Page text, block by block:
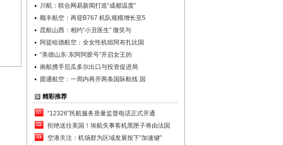
川航：联合网易新闻打造“成都温度”
顺丰航空：再迎B767 机队规模增长至5
昆航山西：相约“小丑医生” 微笑与
阿提哈德航空：全女性机组阿布扎比国
“美德山东·东阿阿胶号”开启女王的
南航携手厄瓜多尔出口与投资促进局
圆通航空：一周内再开两条国际航线 国
精彩推荐
“12326”民航服务质量监督电话正式开通
拒绝送往美国！埃航失事客机黑匣子将由法国
空港关注：机场群为区域发展按下“加速键”